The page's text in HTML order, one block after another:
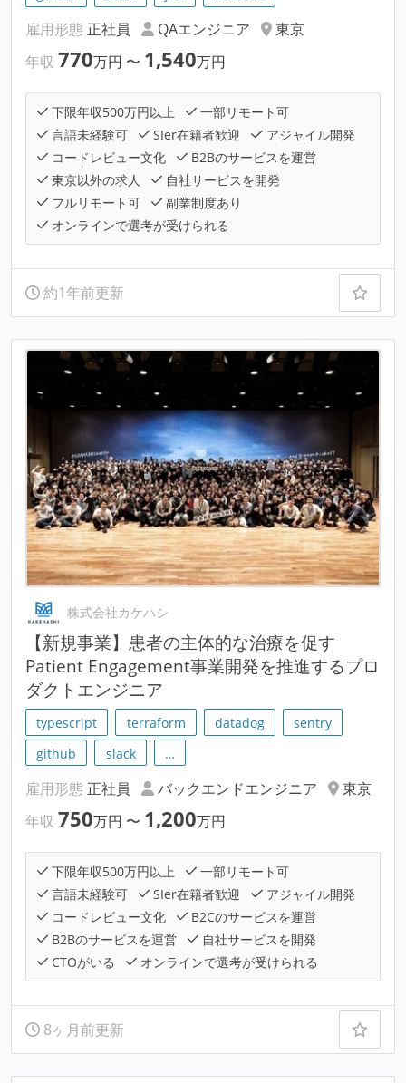
雇用形態 正社員 QAエンジニア
東京
年収 770万円 〜 1,540万円
下限年収500万円以上
一部リモート可
言語未経験可
SIer在籍者歓迎
アジャイル開発
コードレビュー文化
B2Bのサービスを運営
東京以外の求人
自社サービスを開発
フルリモート可
副業制度あり
オンラインで選考が受けられる
約1年前更新
株式会社カケハシ
【新規事業】患者の主体的な治療を促す
Patient Engagement事業開発を推進するプロ
ダクトエンジニア
typescript terraform datadog
sentry
github
slack …
雇用形態 正社員 バックエンドエンジニア
東京
年収 750万円 〜 1,200万円
下限年収500万円以上
一部リモート可
言語未経験可
SIer在籍者歓迎
アジャイル開発
コードレビュー文化
B2Cのサービスを運営
B2Bのサービスを運営
自社サービスを開発
CTOがいる
オンラインで選考が受けられる
8ヶ月前更新